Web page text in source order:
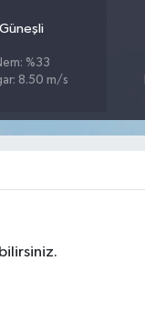
Güneşli
%33
8.50 m/s